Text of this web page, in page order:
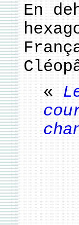
En
«